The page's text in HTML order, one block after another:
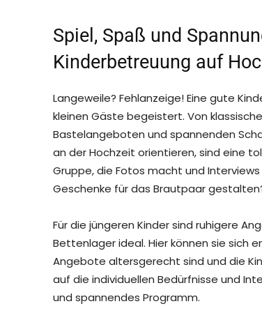
Spiel, Spaß und
Kinderbetreuung auf
Langeweile? Fehlanzeige! Eine gute
kleinen Gäste begeistert. Von
Bastelangeboten und spannenden
an der Hochzeit orientieren, sind eine
Gruppe, die Fotos macht und
Geschenke für das Brautpaar
Für die jüngeren Kinder sind ruhigere
Bettenlager ideal. Hier können sie sich
Angebote altersgerecht sind und die
auf die individuellen Bedürfnisse und
und spannendes Programm.